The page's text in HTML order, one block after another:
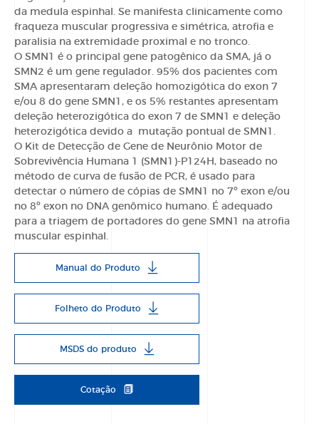
da medula espinhal. Se manifesta clinicamente como
fraqueza muscular progressiva e simétrica, atrofia e
paralisia na extremidade proximal e no tronco.
O SMN1 é o principal gene patogênico da SMA, já o
SMN2 é um gene regulador. 95% dos pacientes com
SMA apresentaram deleção homozigótica do exon 7
e/ou 8 do gene SMN1, e os 5% restantes apresentam
deleção heterozigótica do exon 7 de SMN1 e deleção
heterozigótica devido a mutação pontual de SMN1.
O Kit de Detecção de Gene de Neurônio Motor de
Sobrevivência Humana 1 (SMN1)-P124H, baseado no
método de curva de fusão de PCR, é usado para
detectar o número de cópias de SMN1 no 7º exon e/ou
no 8º exon no DNA genômico humano. É adequado
para a triagem de portadores do gene SMN1 na atrofia
muscular espinhal.
Manual do Produto
Folheto do Produto
MSDS do produto
Cotação